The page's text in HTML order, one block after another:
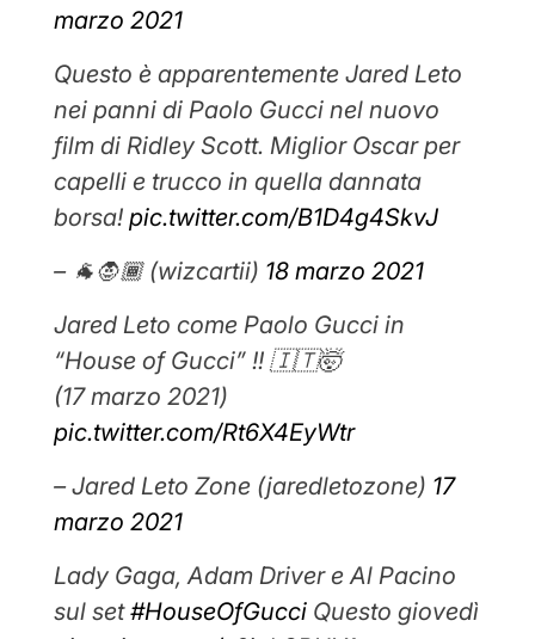
marzo 2021
Questo è apparentemente Jared Leto
nei panni di Paolo Gucci nel nuovo
film di Ridley Scott. Miglior Oscar per
capelli e trucco in quella dannata
borsa! pic.twitter.com/B1D4g4SkvJ
– 🐐🧛🏾 (wizcartii) 18 marzo 2021
Jared Leto come Paolo Gucci in
“House of Gucci” !! 🇮🇹🤯
(17 marzo 2021)
pic.twitter.com/Rt6X4EyWtr
– Jared Leto Zone (jaredletozone) 17
marzo 2021
Lady Gaga, Adam Driver e Al Pacino
sul set#HouseOfGucci Questo giovedì